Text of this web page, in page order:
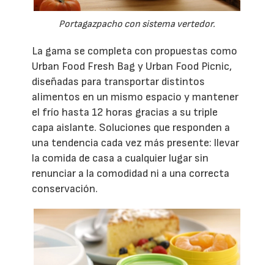
Portagazpacho con sistema vertedor.
La gama se completa con propuestas como
Urban Food Fresh Bag y Urban Food Picnic,
diseñadas para transportar distintos
alimentos en un mismo espacio y mantener
el frío hasta 12 horas gracias a su triple
capa aislante. Soluciones que responden a
una tendencia cada vez más presente: llevar
la comida de casa a cualquier lugar sin
renunciar a la comodidad ni a una correcta
conservación.